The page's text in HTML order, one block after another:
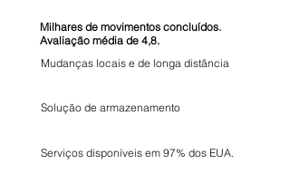
Milhares de movimentos concluídos.
Avaliação média de 4,8.
Mudanças locais e de longa distância
Solução de armazenamento
Serviços disponíveis em 97% dos EUA.